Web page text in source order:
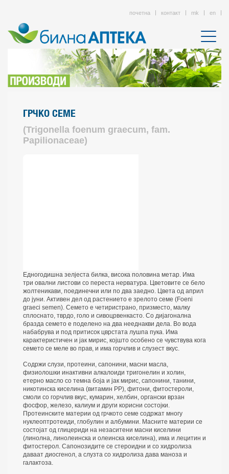
почетна контакт mk en
ГРЧКО СЕМЕ
(Trigonella foenum graecum, fam.
Papilionaceae)
Едногодишна зелјеста билка, висока половина метар. Има
три овални листови со переста нерватура. Цветовите се бело
жолтеникави, поединечни или по два заедно. Цвета од април
до јуни. Активен дел од растението е зрелото семе (Foeni
graeci semen). Семето е четиристрано, призместо, малку
сплоснато, тврдо, голо и сивоцрвенкасто. Со дијагонална
бразда семето е поделено на два нееднакви дела. Во вода
набабрува и под притисок цврстата лушпа пука. Има
карактеристичен и јак мирис, којшто особено се чувствува кога
семето се меле во прав, и има горчлив и слузест вкус.
Содржи слузи, протеини, сапонини, масни масла,
физиолошки инактивни алкалоиди тригонелин и холин,
етерно масло со темна боја и јак мирис, сапонини, танини,
никотинска киселина (витамин PP), фитони, фитостероли,
смоли со горчлив вкус, кумарин, хелбин, органски врзан
фосфор, железо, калиум и други корисни состојки.
Протеинските материи од грчкото семе содржат многу
нуклеоптротеиди, глобулин и албумини. Масните материи се
состојат од глицериди на незаситени масни киселини
(линолна, линолеинска и олеинска киселина), има и лецитин и
фитостерол. Сапонозидите се стероидни и со хидролиза
даваат диосгенол, а слузта со хидролиза дава маноза и
галактоза.